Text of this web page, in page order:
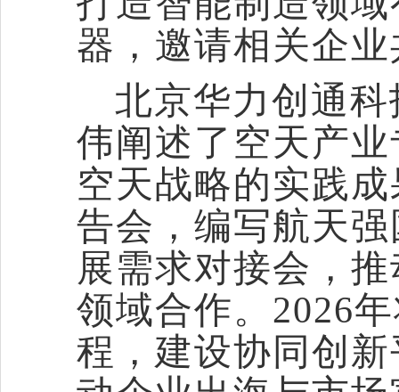
器，邀请相关企
北京华力创通
伟阐述了空天产
空天战略的实践
告会，编写航天
展需求对接会，
领域合作。 2026
程，建设协同创